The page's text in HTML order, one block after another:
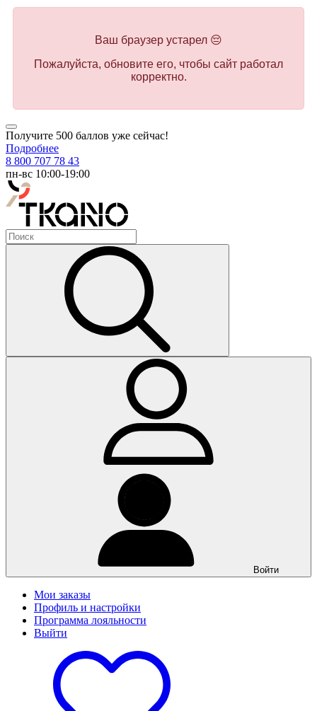
Ваш браузер устарел 😔
Пожалуйста, обновите его, чтобы сайт работал
корректно.
Получите 500 баллов уже сейчас!
Подробнее
8 800 707 78 43
пн-вс 10:00-19:00
Войти
Мои заказы
Профиль и настройки
Программа лояльности
Выйти